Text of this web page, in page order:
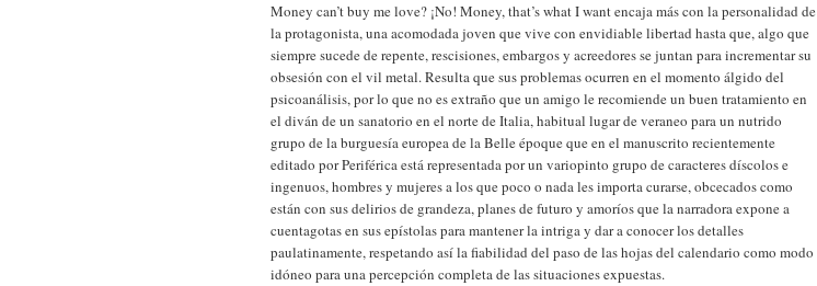
Money can’t buy me love? ¡No! Money, that’s what I want encaja más con la personalidad de
la protagonista, una acomodada joven que vive con envidiable libertad hasta que, algo que
siempre sucede de repente, rescisiones, embargos y acreedores se juntan para incrementar su
obsesión con el vil metal. Resulta que sus problemas ocurren en el momento álgido del
psicoanálisis, por lo que no es extraño que un amigo le recomiende un buen tratamiento en
el diván de un sanatorio en el norte de Italia, habitual lugar de veraneo para un nutrido
grupo de la burguesía europea de la Belle époque que en el manuscrito recientemente
editado por Periférica está representada por un variopinto grupo de caracteres díscolos e
ingenuos, hombres y mujeres a los que poco o nada les importa curarse, obcecados como
están con sus delirios de grandeza, planes de futuro y amoríos que la narradora expone a
cuentagotas en sus epístolas para mantener la intriga y dar a conocer los detalles
paulatinamente, respetando así la fiabilidad del paso de las hojas del calendario como modo
idóneo para una percepción completa de las situaciones expuestas.